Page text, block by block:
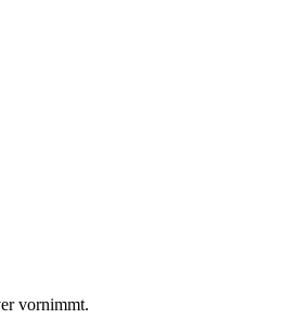
vornimmt.